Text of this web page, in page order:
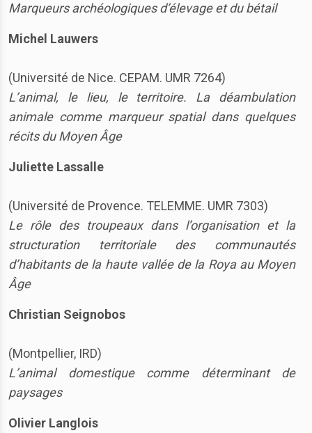
Marqueurs archéologiques d’élevage et du bétail
Michel Lauwers
(Université de Nice. CEPAM. UMR 7264)
L’animal, le lieu, le territoire. La déambulation
animale comme marqueur spatial dans quelques
récits du Moyen Âge
Juliette Lassalle
(Université de Provence. TELEMME. UMR 7303)
Le rôle des troupeaux dans l’organisation et la
structuration territoriale des communautés
d’habitants de la haute vallée de la Roya au Moyen
Âge
Christian Seignobos
(Montpellier, IRD)
L’animal domestique comme déterminant de
paysages
Olivier Langlois